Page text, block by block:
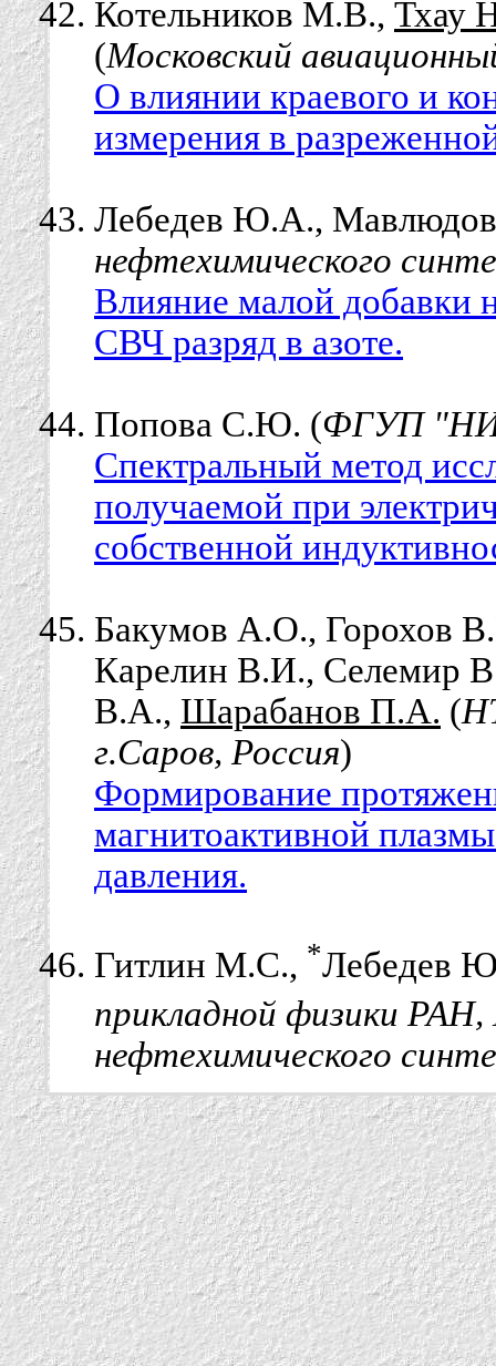
Котельников М.В., Тхау
(Московский
О влиянии краевого и
измерения в
Лебедев Ю.А.,
нефтехимического
Влияние малой добавки
СВЧ разряд в азоте.
Попова С.Ю. (ФГУП
Спектральный метод
получаемой при
собственной
Бакумов А.О., Горохов
Карелин В.И., Селемир
В.А., Шарабанов П.А. (
г.Саров, Россия)
Формирование
магнитоактивной
давления.
Гитлин М.С., *Лебедев
прикладной физики
нефтехимического